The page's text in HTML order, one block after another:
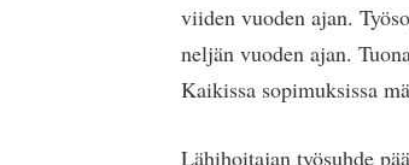
viiden vuoden ajan.
neljän vuoden ajan.
Kaikissa sopimuksissa
Lähihoitajan työsuhde